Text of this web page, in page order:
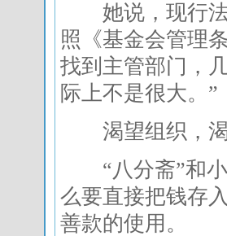
她说，现行法
照《基金会管理
找到主管部门，
际上不是很大。”
渴望组织，渴
“八分斋”和小
么要直接把钱存
善款的使用。